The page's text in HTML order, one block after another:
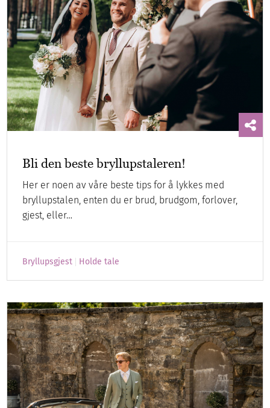
Bli den beste bryllupstaleren!
Her er noen av våre beste tips for å lykkes med
bryllupstalen, enten du er brud, brudgom, forlover,
gjest, eller…
Bryllupsgjest Holde tale